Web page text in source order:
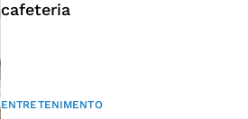
cafeteria
ENTRETENIMENTO